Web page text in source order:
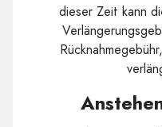
dieser Zeit kann